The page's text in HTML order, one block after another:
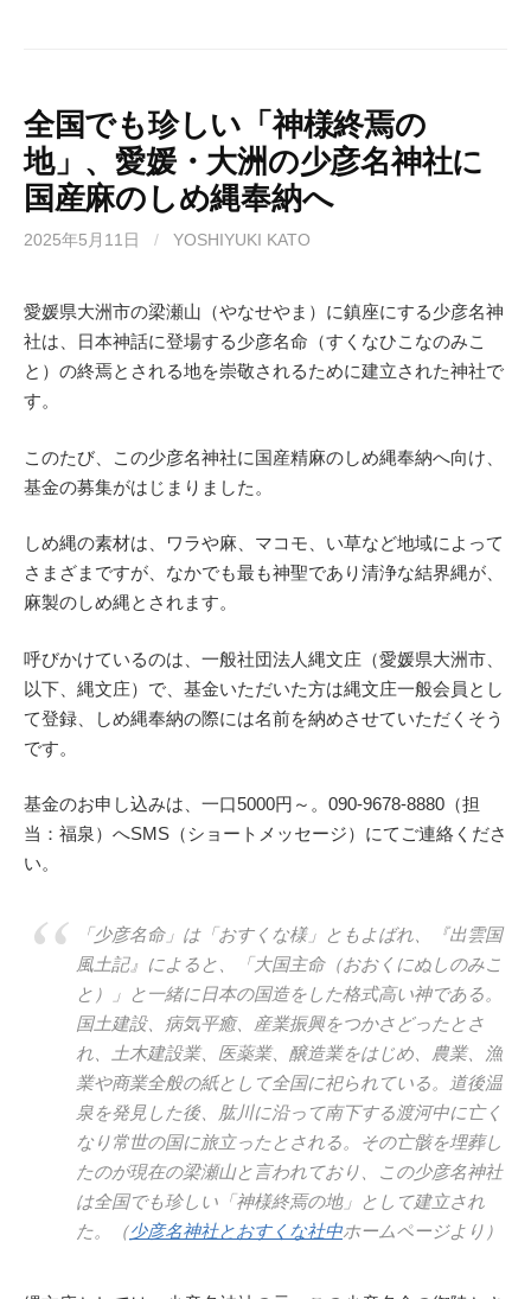
b
o
o
k
d
o
n
全国でも珍しい「神様終焉の
地」、愛媛・大洲の少彦名神社に
国産麻のしめ縄奉納へ
2025年5月11日 / YOSHIYUKI KATO
愛媛県大洲市の梁瀬山（やなせやま）に鎮座にする少彦名神
社は、日本神話に登場する少彦名命（すくなひこなのみこ
と）の終焉とされる地を崇敬されるために建立された神社で
す。
このたび、この少彦名神社に国産精麻のしめ縄奉納へ向け、
基金の募集がはじまりました。
しめ縄の素材は、ワラや麻、マコモ、い草など地域によって
さまざまですが、なかでも最も神聖であり清浄な結界縄が、
麻製のしめ縄とされます。
呼びかけているのは、一般社団法人縄文庄（愛媛県大洲市、
以下、縄文庄）で、基金いただいた方は縄文庄一般会員とし
て登録、しめ縄奉納の際には名前を納めさせていただくそう
です。
基金のお申し込みは、一口5000円～。090-9678-8880（担
当：福泉）へSMS（ショートメッセージ）にてご連絡くださ
い。
「少彦名命」は「おすくな様」ともよばれ、『出雲国
風土記』によると、「大国主命（おおくにぬしのみこ
と）」と一緒に日本の国造をした格式高い神である。
国土建設、病気平癒、産業振興をつかさどったとさ
れ、土木建設業、医薬業、醸造業をはじめ、農業、漁
業や商業全般の紙として全国に祀られている。道後温
泉を発見した後、肱川に沿って南下する渡河中に亡く
なり常世の国に旅立ったとされる。その亡骸を埋葬し
たのが現在の梁瀬山と言われており、この少彦名神社
は全国でも珍しい「神様終焉の地」として建立され
た。（少彦名神社とおすくな社中ホームページより）